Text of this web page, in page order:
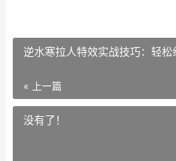
逆水寒拉人特效实战技巧：轻
« 上一篇
没有了！